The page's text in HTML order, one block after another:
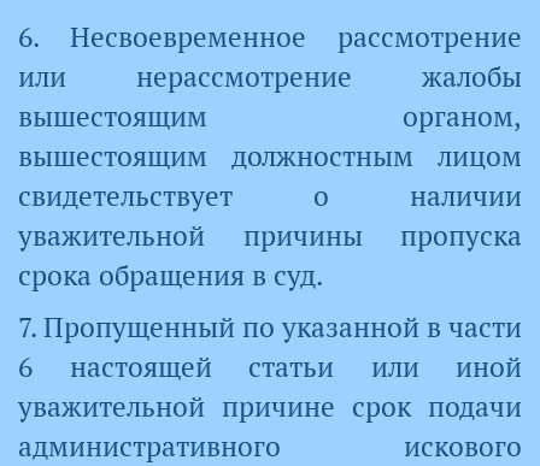
6. Несвоевременное рассмотрение
или нерассмотрение жалобы
вышестоящим органом,
вышестоящим должностным лицом
свидетельствует о наличии
уважительной причины пропуска
срока обращения в суд.
7. Пропущенный по указанной в части
6 настоящей статьи или иной
уважительной причине срок подачи
административного искового